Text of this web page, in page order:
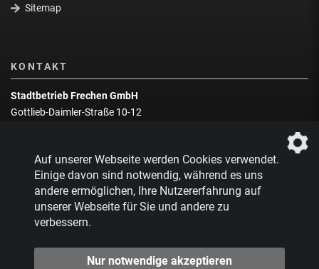
Sitemap
KONTAKT
Stadtbetrieb Frechen GmbH
Gottlieb-Daimler-Straße 10-12
Zentrale:02234 9217-0
Abfallberatung:02234 9217-17
Auf unserer Webseite werden Cookies verwendet.
Einige davon sind notwendig, während es uns
andere ermöglichen, Ihre Nutzererfahrung auf
unserer Webseite für Sie und andere zu
verbessern.
Nur notwendige akzeptieren